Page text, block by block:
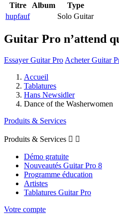
Titre Album
Type
hupfauf
Solo Guitar
Guitar Pro n’attend
Essayer Guitar Pro Acheter Guitar
Accueil
Tablatures
Hans Newsidler
Dance of the Washerwomen
Produits & Services
Produits & Services  
Démo gratuite
Nouveautés Guitar Pro 8
Programme éducation
Artistes
Tablatures Guitar Pro
Votre compte